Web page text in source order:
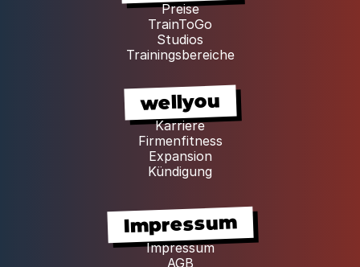
Preise
TrainToGo
Studios
Trainingsbereiche
wellyou
Karriere
Firmenfitness
Expansion
Kündigung
Impressum
Impressum
AGB